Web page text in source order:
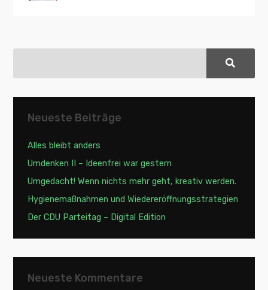
Neueste Beiträge
Alles bleibt anders
Umdenken II – Ideenfrei war gestern
Umgedacht! Wenn nichts mehr geht, kreativ werden.
Hygienemaßnahmen und Wiedereröffnungsstrategien
Der CDU Parteitag – Digital Edition
Neueste Kommentare